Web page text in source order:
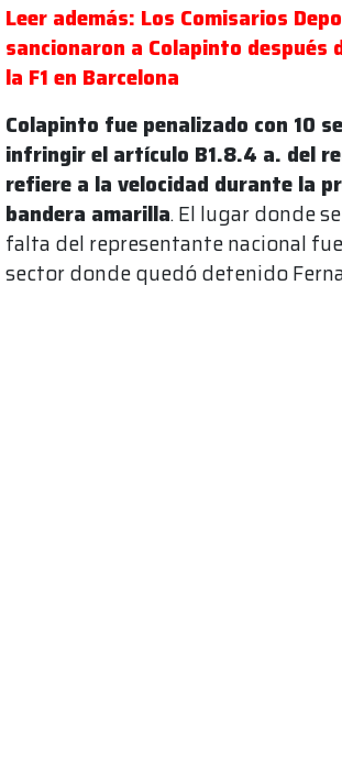
Leer además: Los Comisarios
sancionaron a Colapinto después
la F1 en Barcelona
Colapinto fue penalizado con 10
infringir el artículo B1.8.4 a. del
refiere a la velocidad durante la
bandera amarilla. El lugar donde
falta del representante nacional
sector donde quedó detenido